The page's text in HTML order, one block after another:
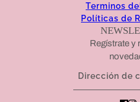
Terminos
Políticas de
Regístrate y
Dirección de
Este sitio está